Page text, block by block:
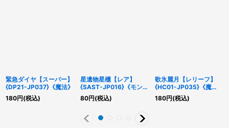
緊急ダイヤ【スーパー】
{DP21-JP037}《魔法》
180円(税込)
星遺物星櫃【レア】
{SAST-JP016}《モンス
ター》
80円(税込)
歌氷麗月【レリーフ】
{HC01-JP035}《魔
法》
180円(税込)